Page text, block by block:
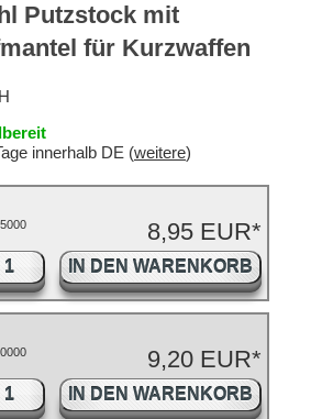
Putzstock mit
für Kurzwaffen
innerhalb DE (weitere)
8,95 EUR*
IN DEN WARENKORB
9,20 EUR*
IN DEN WARENKORB